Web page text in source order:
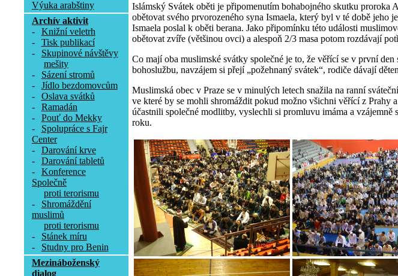
Výuka arabštiny
Archív aktivit
-
Knižní veletrh
-
Tisk publikací
-
Skupinové návštěvy
mešity
-
Sázení stromů
-
Jídlo bezdomovcům
-
Oslava svátků
-
Ramadán
-
Pouť do Mekky
-
Spolupráce s Fajr
Center
-
Darování krve
-
Darování tabletů
-
Konference
Společně
proti terorismu
-
Shromáždění
muslimů
proti terorismu
-
Stánek míru
-
Studny pro Benin
Mezináboženský
dialog
Islámský Svátek oběti je připomenutím bohabojného skutku proroka
obětovat svého prvorozeného syna Ismaela, který byl v té době jeho
Ismaela poslal k oběti berana. Jako připomínku této události
obětovat zvíře (většinou ovci) a alespoň 2/3 masa potom rozdávají
Co mají oba muslimské svátky společné je to, že věřící se v první
bohoslužbu, navzájem si přejí „požehnaný svátek“, rodiče dávají
Muslimská obec v Praze se v minulých letech snažila na ranní
ve které by se mohli shromáždit pokud možno všichni věřící z Prahy
účastnili společné modlitby, vyslechli si promluvu imáma a vzájemně
roku.